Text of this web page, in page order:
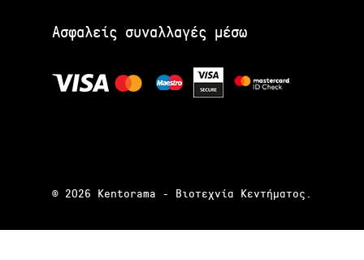
Ασφαλείς συναλλαγές μέσω
© 2026 Kentorama - Bιοτεχνία Kεντήματος.